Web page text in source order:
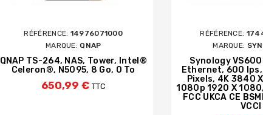
RÉFÉRENCE: 14976071000
MARQUE: QNAP
QNAP TS-264, NAS, Tower, Intel®
Celeron®, N5095, 8 Go, 0 To
650,99 € TTC
RÉFÉRENCE:
MARQUE:
Synology
Ethernet, 600
Pixels, 4K 3840
1080p 1920 X
FCC UKCA CE
VCCI